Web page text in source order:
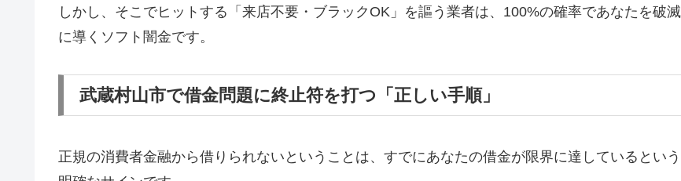
しかし、そこでヒットする「来店不要・ブラックOK」を謳う業者は、100%の確率であなたを破滅
に導くソフト闇金です。
武蔵村山市で借金問題に終止符を打つ「正しい手順」
正規の消費者金融から借りられないということは、すでにあなたの借金が限界に達しているという